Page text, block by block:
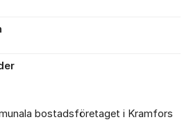
bostadsföretaget i Kramfors